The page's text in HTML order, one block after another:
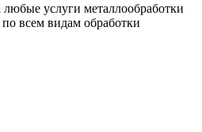
услуги металлообработки
всем видам обработки